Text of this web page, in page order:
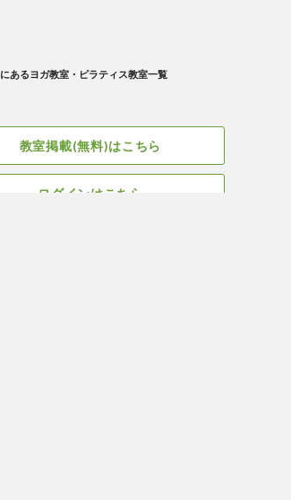
にあるヨガ教室・ピラティス教室一覧
教室掲載(無料)はこちら
ログインはこちら